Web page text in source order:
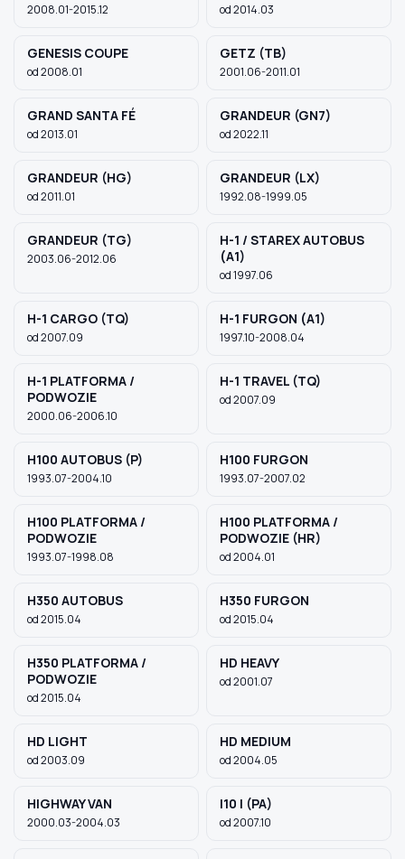
2008.01-2015.12 od 2014.03
GENESIS COUPE
od 2008.01
GETZ (TB)
2001.06-2011.01
GRAND SANTA FÉ
od 2013.01
GRANDEUR (GN7)
od 2022.11
GRANDEUR (HG)
od 2011.01
GRANDEUR (LX)
1992.08-1999.05
GRANDEUR (TG)
2003.06-2012.06
H-1 / STAREX AUTOBUS
(A1)
od 1997.06
H-1 CARGO (TQ)
od 2007.09
H-1 FURGON (A1)
1997.10-2008.04
H-1 PLATFORMA /
PODWOZIE
2000.06-2006.10
H-1 TRAVEL (TQ)
od 2007.09
H100 AUTOBUS (P)
1993.07-2004.10
H100 FURGON
1993.07-2007.02
H100 PLATFORMA /
PODWOZIE
1993.07-1998.08
H100 PLATFORMA /
PODWOZIE (HR)
od 2004.01
H350 AUTOBUS
od 2015.04
H350 FURGON
od 2015.04
H350 PLATFORMA /
PODWOZIE
od 2015.04
HD HEAVY
od 2001.07
HD LIGHT
od 2003.09
HD MEDIUM
od 2004.05
HIGHWAY VAN
2000.03-2004.03
I10 I (PA)
od 2007.10